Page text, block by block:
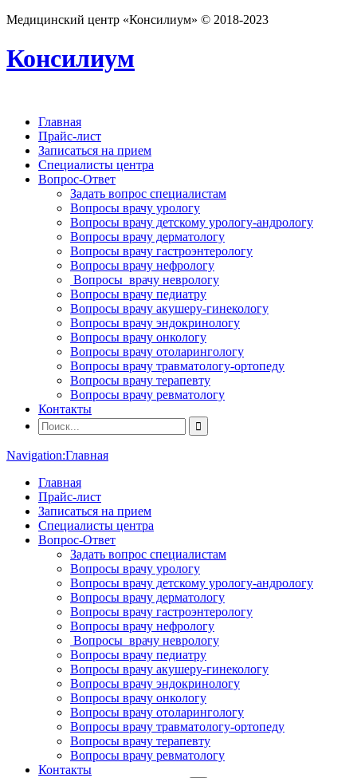
Медицинский центр «Консилиум» © 2018-2023
Консилиум
Главная
Прайс-лист
Записаться на прием
Специалисты центра
Вопрос-Ответ
Задать вопрос специалистам
Вопросы врачу урологу
Вопросы врачу детскому урологу-андрологу
Вопросы врачу дерматологу
Вопросы врачу гастроэнтерологу
Вопросы врачу нефрологу
Вопросы врачу неврологу
Вопросы врачу педиатру
Вопросы врачу акушеру-гинекологу
Вопросы врачу эндокринологу
Вопросы врачу онкологу
Вопросы врачу отоларингологу
Вопросы врачу травматологу-ортопеду
Вопросы врачу терапевту
Вопросы врачу ревматологу
Контакты
Navigation:Главная
Главная
Прайс-лист
Записаться на прием
Специалисты центра
Вопрос-Ответ
Задать вопрос специалистам
Вопросы врачу урологу
Вопросы врачу детскому урологу-андрологу
Вопросы врачу дерматологу
Вопросы врачу гастроэнтерологу
Вопросы врачу нефрологу
Вопросы врачу неврологу
Вопросы врачу педиатру
Вопросы врачу акушеру-гинекологу
Вопросы врачу эндокринологу
Вопросы врачу онкологу
Вопросы врачу отоларингологу
Вопросы врачу травматологу-ортопеду
Вопросы врачу терапевту
Вопросы врачу ревматологу
Контакты